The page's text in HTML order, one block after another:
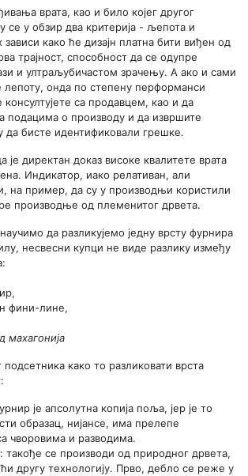
врата, као и било којег другог
се у обзир два критерија - љепота и
како ће дизајн платна бити виђен од
трајност, способност да се одупре
и ултраљубичастом зрачењу. А ако и сами
онда по степену перформанси
са продавцем, као и да
подацима о производу и да извршите
да бисте идентификовали грешке.
је директан доказ високе квалитете врата
Индикатор, иако релативан, али
на пример, да су у производњи користили
производње од племенитог дрвета.
да разликујемо једну врсту фурнира
несвесни купци не виде разлику између
фини-лине,
махагонија
подсетника како то разликовати врста
је апсолутна копија поља, јер је то
образац, нијансе, има прелепе
чворовима и разводима.
такође се производи од природног дрвета,
другу технологију. Прво, дебло се реже у